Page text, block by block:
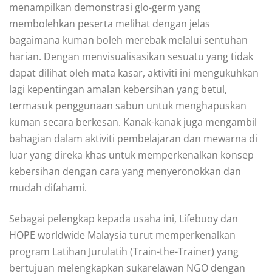
menampilkan demonstrasi glo-germ yang
membolehkan peserta melihat dengan jelas
bagaimana kuman boleh merebak melalui sentuhan
harian. Dengan menvisualisasikan sesuatu yang tidak
dapat dilihat oleh mata kasar, aktiviti ini mengukuhkan
lagi kepentingan amalan kebersihan yang betul,
termasuk penggunaan sabun untuk menghapuskan
kuman secara berkesan. Kanak-kanak juga mengambil
bahagian dalam aktiviti pembelajaran dan mewarna di
luar yang direka khas untuk memperkenalkan konsep
kebersihan dengan cara yang menyeronokkan dan
mudah difahami.
Sebagai pelengkap kepada usaha ini, Lifebuoy dan
HOPE worldwide Malaysia turut memperkenalkan
program Latihan Jurulatih (Train-the-Trainer) yang
bertujuan melengkapkan sukarelawan NGO dengan